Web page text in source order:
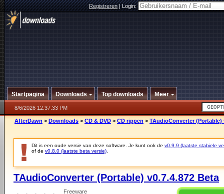
Registreren|Login:
Startpagina Downloads Top downloads Meer
8/6/2026 12:37:33 PM
AfterDawn > Downloads > CD & DVD > CD rippen > TAudioConverter (Portable)
Dit is een oude versie van deze software. Je kunt ook de v0.9.9 (laatste stabiele
of de v0.8.0 (laatste beta versie)
TAudioConverter (Portable) v0.7.4.872 Beta
Freeware